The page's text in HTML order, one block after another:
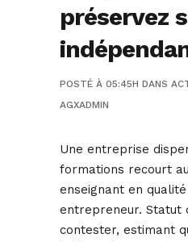
préservez
POSTÉ À 05:45H DANS
AGXADMIN
Une entreprise
formations recourt
enseignant en qualité
entrepreneur. Statut
contester, estimant